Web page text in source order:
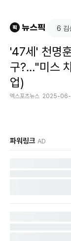
'47세' 천명
구?…"미스
업)
엑스포츠뉴스 2025-06-
파워링크 AD